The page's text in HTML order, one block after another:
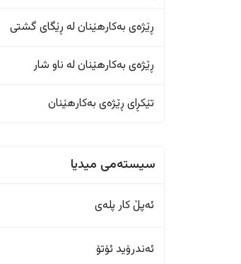
ڕێژەى بەکارهێنان له ڕێگای گشتی
ڕێژەى بەکارهێنان له ناو شار
تێکڕای ڕێژەى بەکارهێنان
سیستەمی میدیا
ئەپڵ کار پلەی
ئەندرۆید ئۆتۆ